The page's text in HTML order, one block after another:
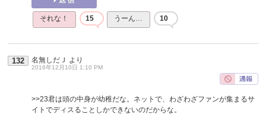
それな！ 15 うーん… 10
132 名無しだＪ より
2016年12月10日 1:10 PM
>>23君は頭の中身が幼稚だな。ネットで、わざわざファンが集まるサ
イトでディスることしかできないのだからな。